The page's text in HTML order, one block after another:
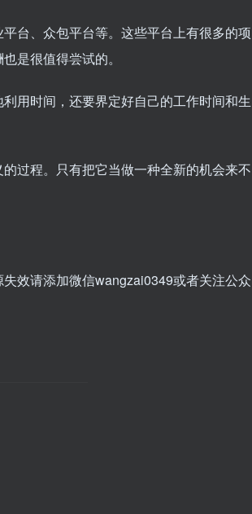
台、众包平台等。这些平台上有很多的项
是很值得尝试的。
用时间，还要界定好自己的工作时间和生
过程。只有把它当做一种全新的机会来不
效请添加微信wangzai0349或者关注公众